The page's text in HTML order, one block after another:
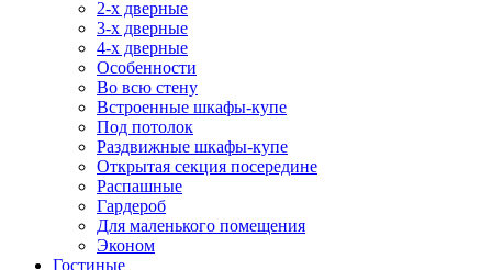
2-х дверные
3-х дверные
4-х дверные
Особенности
Во всю стену
Встроенные шкафы-купе
Под потолок
Раздвижные шкафы-купе
Открытая секция посередине
Распашные
Гардероб
Для маленького помещения
Эконом
Гостиные